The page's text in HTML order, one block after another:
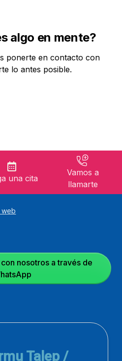
algo en mente?
ponerte en contacto con
lo antes posible.
una cita
Vamos a
llamarte
web
nosotros a través de